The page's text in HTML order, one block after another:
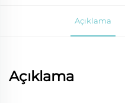
Açıklama
Açıklama